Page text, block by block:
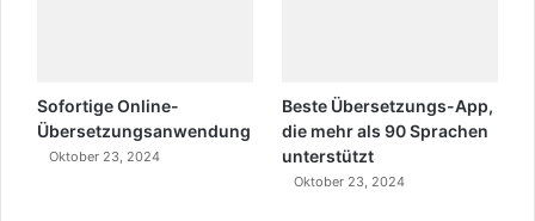
Sofortige Online-
Übersetzungsanwendung
Oktober 23, 2024
Beste Übersetzungs-App,
die mehr als 90 Sprachen
unterstützt
Oktober 23, 2024